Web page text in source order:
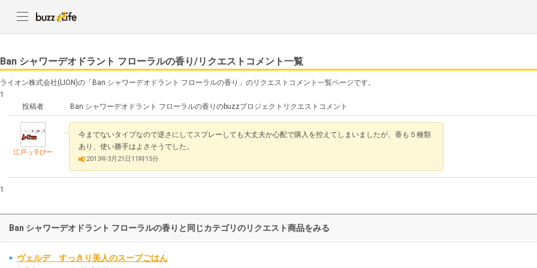
Ban シャワーデオドラント フローラルの香り/リクエストコメント一覧
ライオン株式会社(LION)の「Ban シャワーデオドラント フローラルの香り」のリクエストコメント一覧ページです。
1
投稿者
Ban シャワーデオドラント フローラルの香りのbuzzプロジェクトリクエストコメント
江戸っ子ぴー
今までないタイプなので逆さにしてスプレーしても大丈夫か心配で購入を控えてしまいましたが、香も５種類
あり、使い勝手はよさそうでした。
2013年3月21日11時15分
1
Ban シャワーデオドラント フローラルの香りと同じカテゴリのリクエスト商品をみる
ヴェルデ すっきり美人のスープごはん